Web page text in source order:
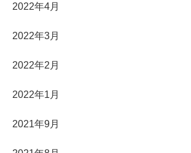
2022年4月
2022年3月
2022年2月
2022年1月
2021年9月